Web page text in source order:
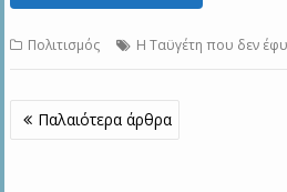
Πολιτισμός Η Ταϋγέτη που δεν
Πλοήγηση
άρθρων
Παλαιότερα άρθρα